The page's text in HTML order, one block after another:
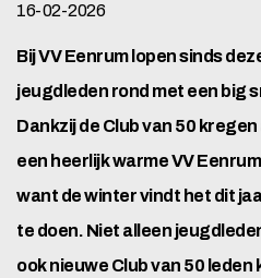
16-02-2026
Bij VV Eenrum lopen sinds
jeugdleden rond met een big
Dankzij de Club van 50
een heerlijk warme VV
want de winter vindt het dit
te doen. Niet alleen
ook nieuwe Club van 50 leden